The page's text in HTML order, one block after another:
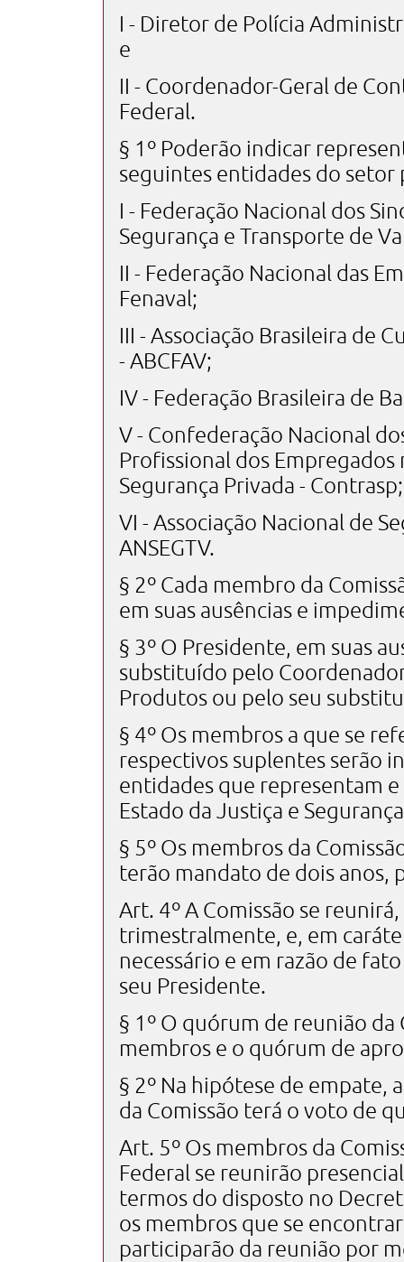
I - Diretor de Polícia
e
II - Coordenador-Geral de
Federal.
§ 1º Poderão indicar
seguintes entidades do setor
I - Federação Nacional dos
Segurança e Transporte de
II - Federação Nacional das
Fenaval;
III - Associação Brasileira de
- ABCFAV;
IV - Federação Brasileira de
V - Confederação Nacional
Profissional dos Empregados
Segurança Privada -
VI - Associação Nacional de
ANSEGTV.
§ 2º Cada membro da
em suas ausências e
§ 3º O Presidente, em suas
substituído pelo
Produtos ou pelo seu
§ 4º Os membros a que se
respectivos suplentes serão
entidades que representam
Estado da Justiça e
§ 5º Os membros da
terão mandato de dois anos,
Art. 4º A Comissão se
trimestralmente, e, em
necessário e em razão de
seu Presidente.
§ 1º O quórum de reunião
membros e o quórum de
§ 2º Na hipótese de
da Comissão terá o voto de
Art. 5º Os membros da
Federal se reunirão
termos do disposto no
os membros que se
participarão da reunião por